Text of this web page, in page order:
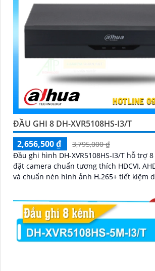
ĐẦU GHI 8 DH-XVR5108HS-I3/T
2,656,500 ₫
3,795,000 ₫
Đầu ghi hình DH-XVR5108HS-I3/T hỗ trợ
đặt camera chuẩn tương thích HDCVI,
và chuẩn nén hình ảnh H.265+ tiết kiệm